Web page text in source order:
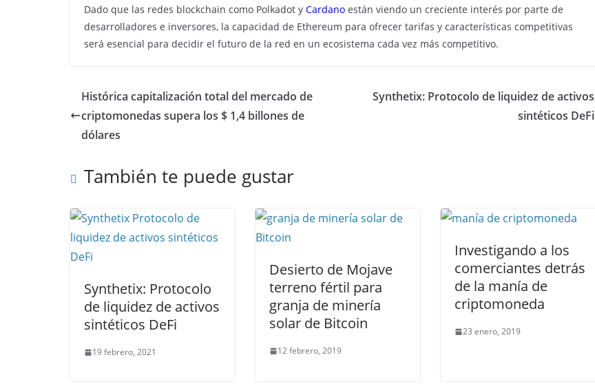
Dado que las redes blockchain como Polkadot y Cardano están viendo un creciente interés por parte de
desarrolladores e inversores, la capacidad de Ethereum para ofrecer tarifas y características competitivas
será esencial para decidir el futuro de la red en un ecosistema cada vez más competitivo.
Histórica capitalización total del mercado de
criptomonedas supera los $ 1,4 billones de
dólares
Synthetix: Protocolo de liquidez de activos
sintéticos DeFi
También te puede gustar
Synthetix: Protocolo
de liquidez de activos
sintéticos DeFi
19 febrero, 2021
Desierto de Mojave
terreno fértil para
granja de minería
solar de Bitcoin
12 febrero, 2019
Investigando a los
comerciantes detrás
de la manía de
criptomoneda
23 enero, 2019